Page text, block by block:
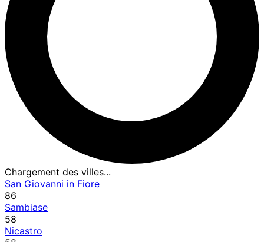
Chargement des villes...
San Giovanni in Fiore
86
Sambiase
58
Nicastro